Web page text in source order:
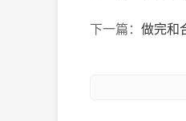
下一篇： 做完和